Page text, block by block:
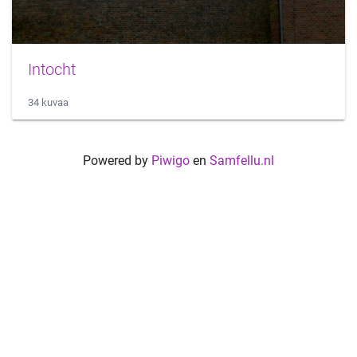
Intocht
34 kuvaa
Powered by Piwigo en Samfellu.nl